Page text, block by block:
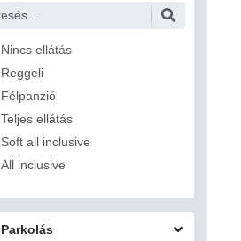
Balatonberény
Balatonboglár
Balatonederics
Balatonfenyves
Balatonfőkajár
Balatonföldvár
Balatonfüred
Balatonkenese
Nincs ellátás
Reggeli
Félpanzió
Teljes ellátás
Soft all inclusive
All inclusive
Parkolás